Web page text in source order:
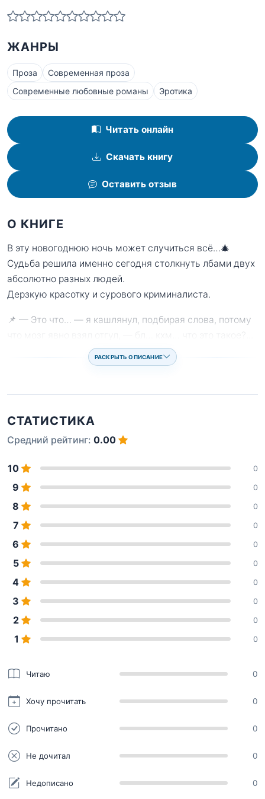
ЖАНРЫ
Проза
Современная проза
Современные любовные романы
Эротика
Читать онлайн
Скачать книгу
Оставить отзыв
О КНИГЕ
В эту новогоднюю ночь может случиться всё…🎄
Судьба решила именно сегодня столкнуть лбами двух
абсолютно разных людей.
Дерзкую красотку и сурового криминалиста.
📌 — Это что… — я кашлянул, подбирая слова, потому
РАСКРЫТЬ ОПИСАНИЕ
СТАТИСТИКА
Средний рейтинг: 0.00
10 0
9 0
8 0
7 0
6 0
5 0
4 0
3 0
2 0
1 0
Читаю 0
Хочу прочитать 0
Прочитано 0
Не дочитал 0
Недописано 0